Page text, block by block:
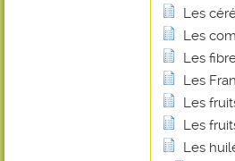
Les
Les
Les
Les
Les
Les
Les